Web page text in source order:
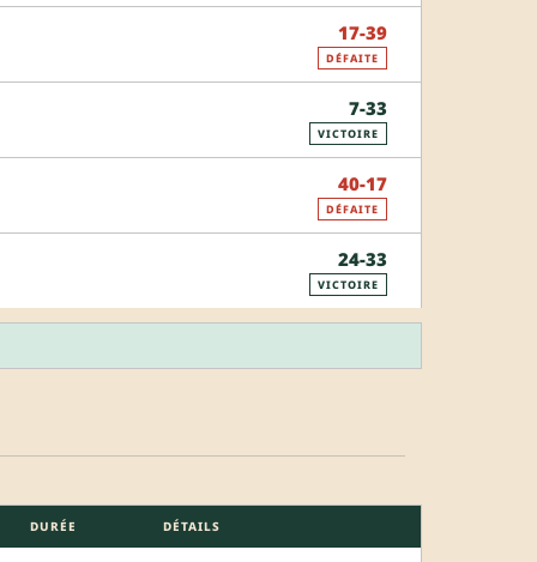
17-39
DÉFAITE
7-33
VICTOIRE
40-17
DÉFAITE
24-33
VICTOIRE
DURÉE DÉTAILS